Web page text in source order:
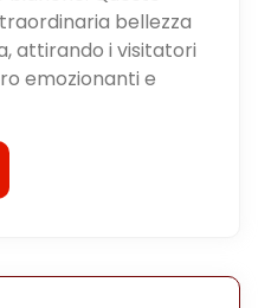
bellezza
attirando i visitatori
emozionanti e